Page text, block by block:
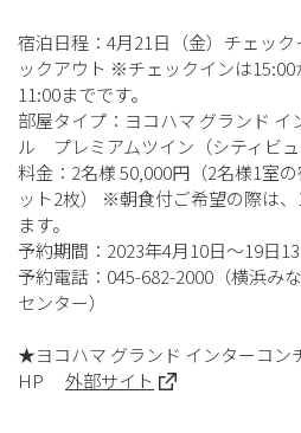
宿泊日程：4月21日（金）チェッ
ックアウト ※チェックインは
11:00までです。
部屋タイプ：ヨコハマ グランド
ル プレミアムツイン（シティビ
料金：2名様 50,000円（2名様1室
ット2枚） ※朝食付ご希望の際は
ます。
予約期間：2023年4月10日～19日
予約電話：045-682-2000（横浜み
センター）
★ヨコハマ グランド インターコン
HP 外部サイト